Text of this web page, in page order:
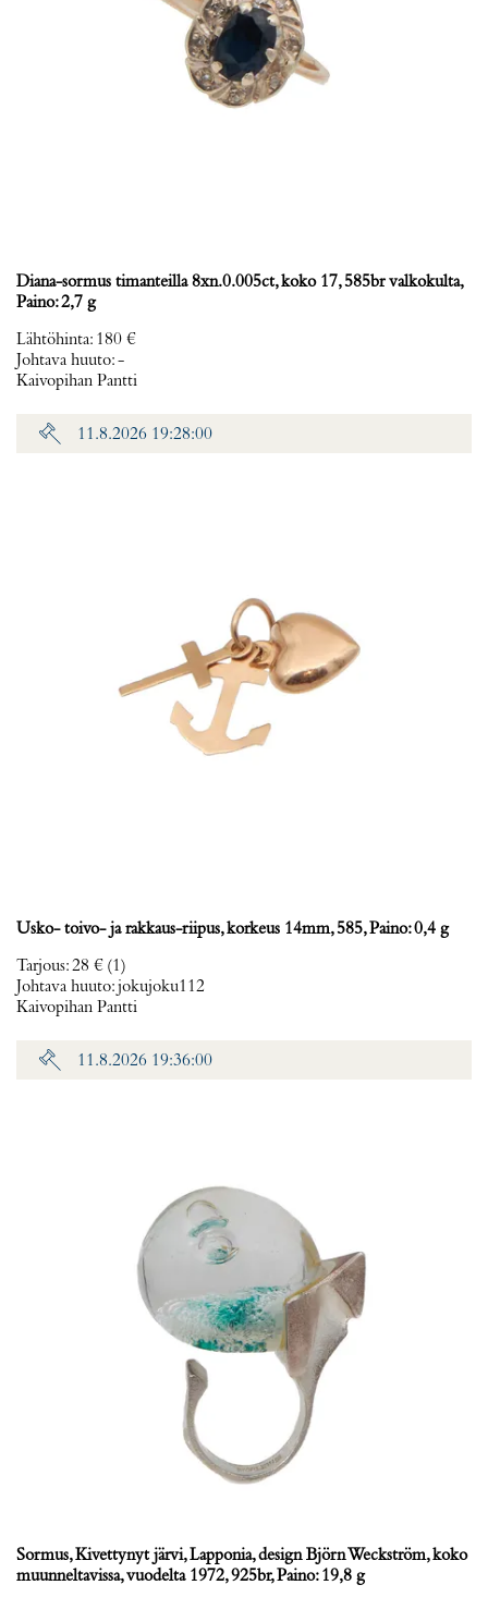
Diana-sormus timanteilla 8xn.0.005ct, koko 17, 585br valkokulta,
Paino: 2,7 g
Lähtöhinta: 180 €
Johtava huuto:-
Kaivopihan Pantti
11.8.2026 19:28:00
Usko- toivo- ja rakkaus-riipus, korkeus 14mm, 585, Paino: 0,4 g
Tarjous:28 € (1)
Johtava huuto:jokujoku112
Kaivopihan Pantti
11.8.2026 19:36:00
Sormus, Kivettynyt järvi, Lapponia, design Björn Weckström, koko
muunneltavissa, vuodelta 1972, 925br, Paino: 19,8 g